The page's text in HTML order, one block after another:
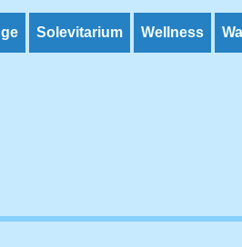
Solevitarium Wellness